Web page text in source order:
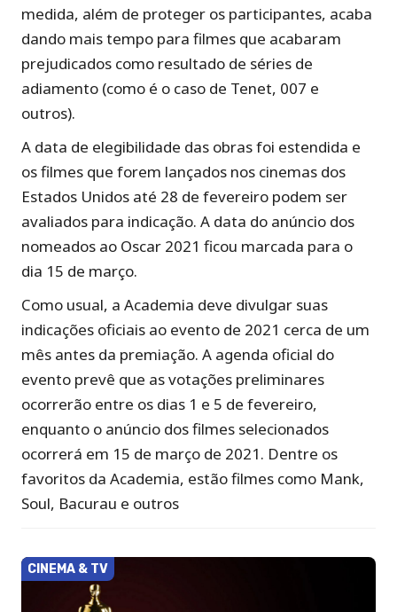
medida, além de proteger os participantes, acaba
dando mais tempo para filmes que acabaram
prejudicados como resultado de séries de
adiamento (como é o caso de Tenet, 007 e
outros).
A data de elegibilidade das obras foi estendida e
os filmes que forem lançados nos cinemas dos
Estados Unidos até 28 de fevereiro podem ser
avaliados para indicação. A data do anúncio dos
nomeados ao Oscar 2021 ficou marcada para o
dia 15 de março.
Como usual, a Academia deve divulgar suas
indicações oficiais ao evento de 2021 cerca de um
mês antes da premiação. A agenda oficial do
evento prevê que as votações preliminares
ocorrerão entre os dias 1 e 5 de fevereiro,
enquanto o anúncio dos filmes selecionados
ocorrerá em 15 de março de 2021. Dentre os
favoritos da Academia, estão filmes como Mank,
Soul, Bacurau e outros
CINEMA & TV